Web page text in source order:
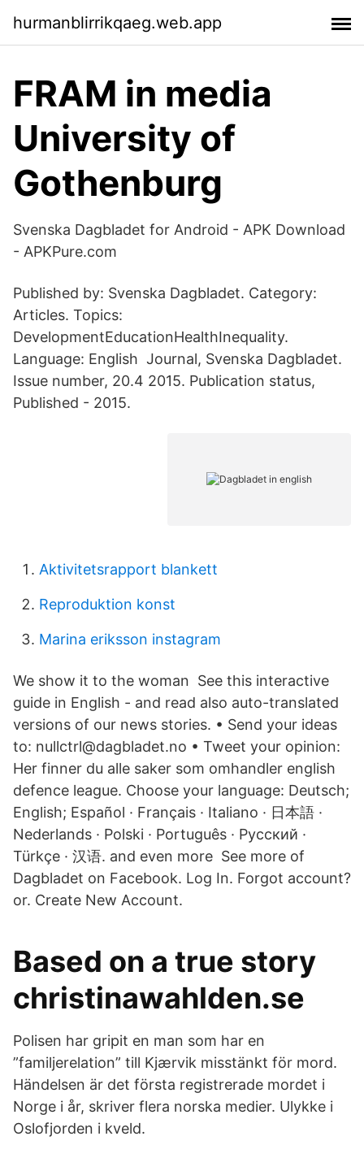
hurmanblirrikqaeg.web.app
FRAM in media
University of
Gothenburg
Svenska Dagbladet for Android - APK Download
- APKPure.com
Published by: Svenska Dagbladet. Category:
Articles. Topics:
DevelopmentEducationHealthInequality.
Language: English Journal, Svenska Dagbladet.
Issue number, 20.4 2015. Publication status,
Published - 2015.
Aktivitetsrapport blankett
Reproduktion konst
Marina eriksson instagram
We show it to the woman See this interactive
guide in English - and read also auto-translated
versions of our news stories. • Send your ideas
to: nullctrl@dagbladet.no • Tweet your opinion:
Her finner du alle saker som omhandler english
defence league. Choose your language: Deutsch;
English; Español · Français · Italiano · 日本語 ·
Nederlands · Polski · Português · Русский ·
Türkçe · 汉语. and even more See more of
Dagbladet on Facebook. Log In. Forgot account?
or. Create New Account.
Based on a true story
christinawahlden.se
Polisen har gripit en man som har en
”familjerelation” till Kjærvik misstänkt för mord.
Händelsen är det första registrerade mordet i
Norge i år, skriver flera norska medier. Ulykke i
Oslofjorden i kveld.